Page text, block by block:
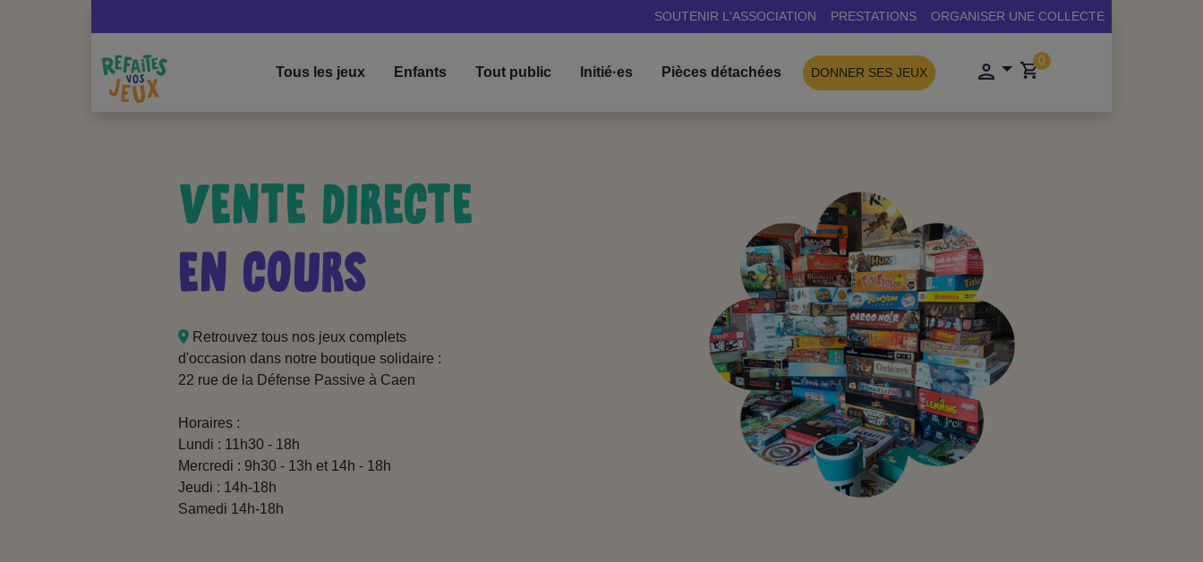
0
Tous les jeux Enfants Tout public Initié·es Pièces détachées DONNER SES JEUX
SOUTENIR L'ASSOCIATION PRESTATIONS ORGANISER UNE COLLECTE
VENTE DIRECTE
EN COURS
Retrouvez tous nos jeux complets
d'occasion dans notre boutique solidaire :
22 rue de la Défense Passive à Caen
Horaires :
Lundi : 11h30 - 18h
Mercredi : 9h30 - 13h et 14h - 18h
Jeudi : 14h-18h
Samedi 14h-18h